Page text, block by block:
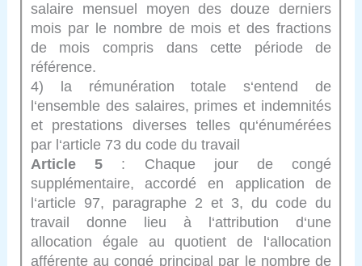
salaire mensuel moyen des douze derniers
mois par le nombre de mois et des fractions
de mois compris dans cette période de
référence.
4) la rémunération totale s‘entend de
l‘ensemble des salaires, primes et indemnités
et prestations diverses telles qu‘énumérées
par l‘article 73 du code du travail
Article 5: Chaque jour de congé
supplémentaire, accordé en application de
l‘article 97, paragraphe 2 et 3, du code du
travail donne lieu à l‘attribution d‘une
allocation égale au quotient de l‘allocation
afférente au congé principal par le nombre de